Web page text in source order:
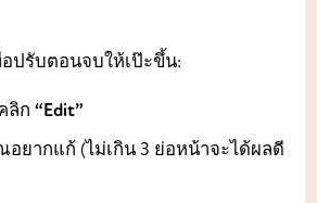
อปรับตอนจบให้เป๊ะขึ้น:
ลิก “Edit”
ยากแก้ (ไม่เกิน 3 ย่อหน้าจะได้ผลดี